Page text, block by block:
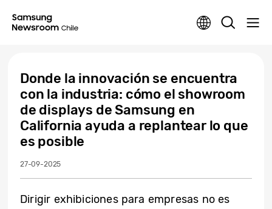
Donde la innovación se encuentra
con la industria: cómo el showroom
de displays de Samsung en
California ayuda a replantear lo que
es posible
27-09-2025
Dirigir exhibiciones para empresas no es